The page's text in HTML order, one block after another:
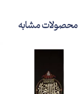
محصولات مشابه